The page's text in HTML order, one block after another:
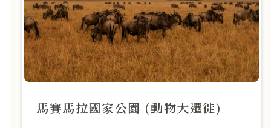
馬賽馬拉國家公園 (動物大遷徙)